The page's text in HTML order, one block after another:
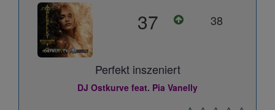
37 38
Perfekt inszeniert
DJ Ostkurve feat. Pia Vanelly